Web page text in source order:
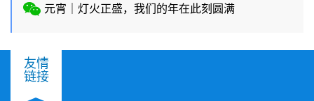
元宵｜灯火正盛，我们的年在此刻圆满
友情
链接